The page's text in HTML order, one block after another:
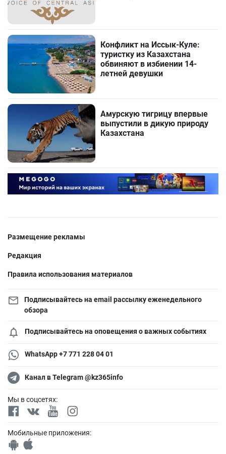
Конфликт на Иссык-Куле:
туристку из Казахстана
обвиняют в избиении 14-
летней девушки
Амурскую тигрицу впервые
выпустили в дикую природу
Казахстана
Размещение рекламы
Редакция
Правила использования материалов
Подписывайтесь на email рассылку еженедельного
обзора
Подписывайтесь на оповещения о важных событиях
WhatsApp +7 771 228 04 01
Канал в Telegram @kz365info
Мы в соцсетях:
Мобильные приложения: